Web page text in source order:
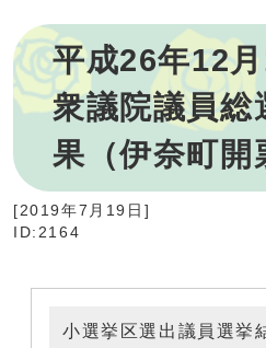
平成26年12
衆議院議員総
果（伊奈町開
[2019年7月19日 ]
ID:2164
小選挙区選出議員選挙